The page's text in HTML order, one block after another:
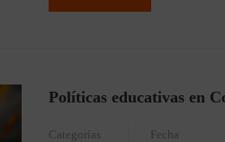
Políticas educativas en
Categorías Fecha